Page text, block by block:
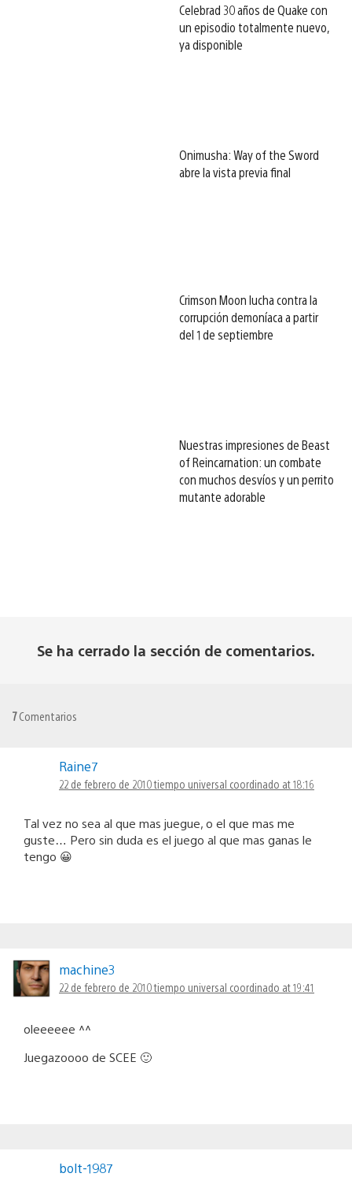
Celebrad 30 años de Quake con
un episodio totalmente nuevo,
ya disponible
Onimusha: Way of the Sword
abre la vista previa final
Crimson Moon lucha contra la
corrupción demoníaca a partir
del 1 de septiembre
Nuestras impresiones de Beast
of Reincarnation: un combate
con muchos desvíos y un perrito
mutante adorable
Se ha cerrado la sección de comentarios.
7Comentarios
Raine7
22 de febrero de 2010 tiempo universal coordinado at 18:16
Tal vez no sea al que mas juegue, o el que mas me
guste… Pero sin duda es el juego al que mas ganas le
tengo 😀
machine3
22 de febrero de 2010 tiempo universal coordinado at 19:41
oleeeeee ^^
Juegazoooo de SCEE 🙂
bolt-1987